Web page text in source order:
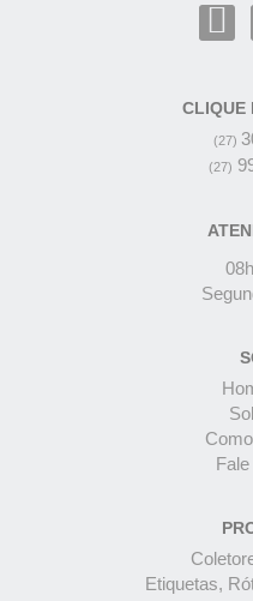
CLIQUE
(27)
(27)
Etiquetas,